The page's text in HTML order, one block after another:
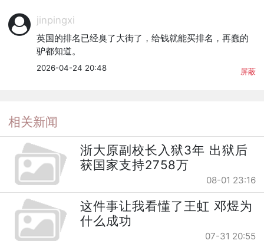
jinpingxi
英国的排名已经臭了大街了，给钱就能买排名，再蠢的
驴都知道。
2026-04-24 20:48 屏蔽
相关新闻
浙大原副校长入狱3年 出狱后
获国家支持2758万
08-01 23:16
这件事让我看懂了王虹 邓煜为
什么成功
07-31 20:55